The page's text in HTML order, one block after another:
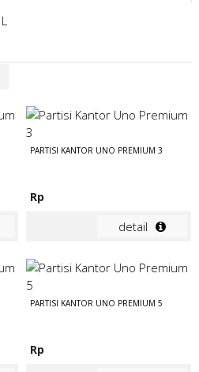
PARTISI KANTOR UNO PREMIUM 3
Rp
detail
PARTISI KANTOR UNO PREMIUM 5
Rp